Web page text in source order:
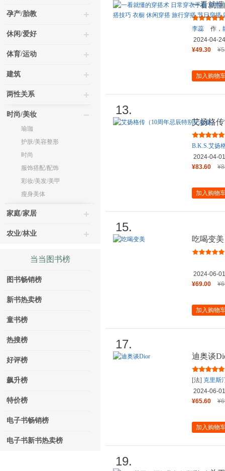
孕产/胎教
休闲/爱好
体育/运动
建筑
两性关系
时尚/美妆
瑜珈
护肤/美容整形
时尚
服饰搭配/配饰
彩妆/美发/美甲
瘦身美体
家庭/家居
农业/林业
当当图书榜
图书畅销榜
新书热卖榜
童书榜
热搜榜
好评榜
飙升榜
特价榜
电子书畅销榜
电子书新书热卖榜
一看就
秒变时
李蕊 作，
2024-04-24
¥49.30
加入购物
13.
艾扬格
代瑜伽
B.K.S.艾扬
2024-04-01
¥83.60
加入购物
15.
吃喝变美
2024-06-01
¥69.00
加入购物
17.
迪奥谈
[法] 克里斯
2024-06-01
¥65.60
加入购物
19.